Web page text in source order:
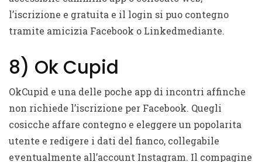
l’iscrizione e gratuita e il login si puo contegno
tramite amicizia Facebook o Linkedmediante.
8) Ok Cupid
OkCupid e una delle poche app di incontri affinche
non richiede l’iscrizione per Facebook. Quegli
cosicche affare contegno e eleggere un popolarita
utente e redigere i dati del fianco, collegabile
eventualmente all’account Instagram. Il compagine